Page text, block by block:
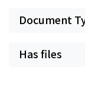
Document
Has files